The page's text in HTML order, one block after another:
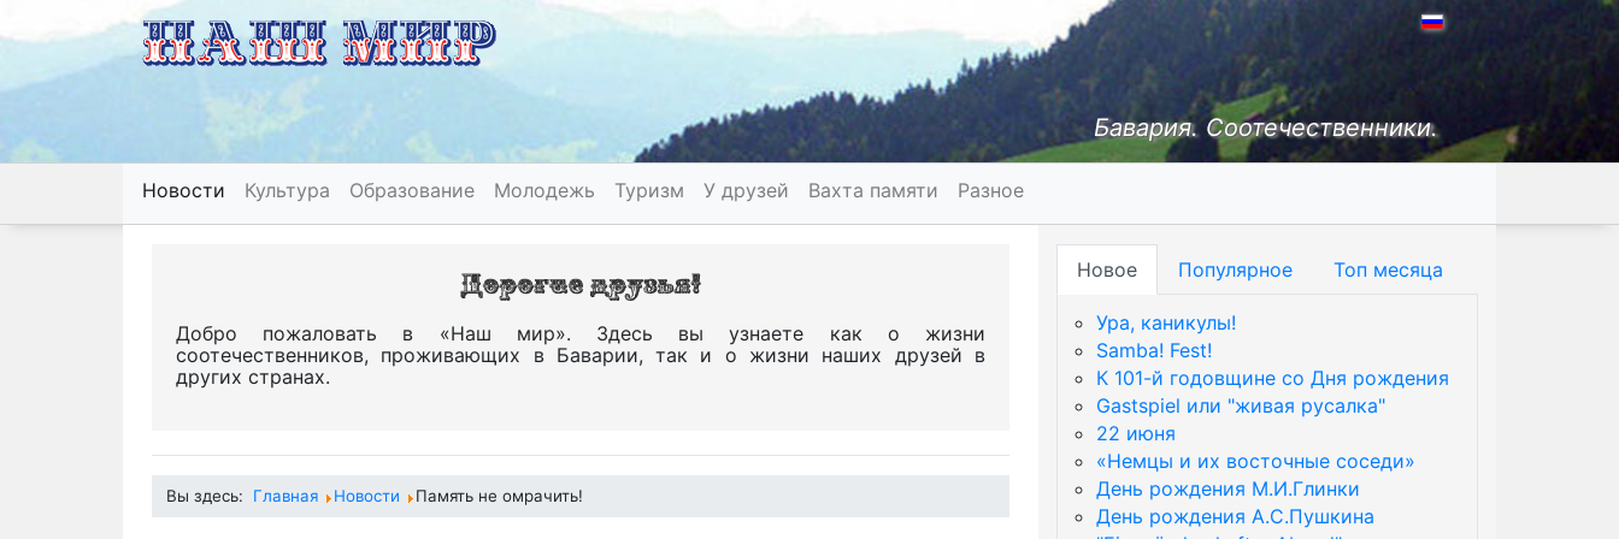
Бавария. Соотечественники.
Новости Культура Образование Молодежь Туризм У друзей Вахта памяти Разное
Добро пожаловать в «Наш мир». Здесь вы узнаете как о жизни
соотечественников, проживающих в Баварии, так и о жизни наших друзей в
других странах.
Вы здесь: Главная Новости Память не омрачить!
Новое Популярное Топ месяца
Ура, каникулы!
Samba! Fest!
К 101-й годовщине со Дня рождения
Gastspiel или "живая русалка"
22 июня
«Немцы и их восточные соседи»
День рождения М.И.Глинки
День рождения А.С.Пушкина